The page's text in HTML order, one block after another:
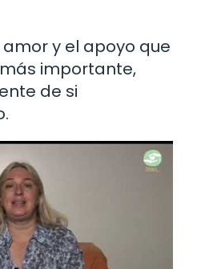
y el apoyo que
importante,
de si